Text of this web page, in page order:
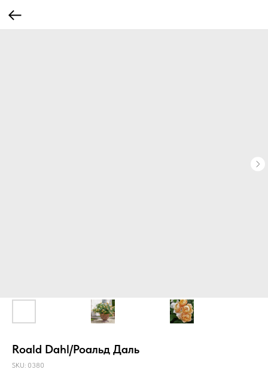
Roald Dahl/Роальд Даль
SKU: 0380